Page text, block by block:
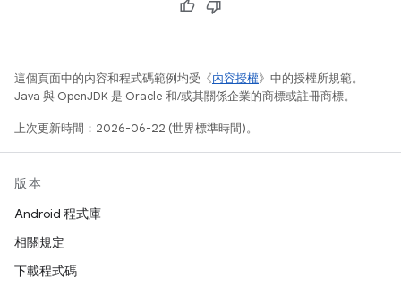
這個頁面中的內容和程式碼範例均受《內容授權》中的授權所規範。
Java 與 OpenJDK 是 Oracle 和/或其關係企業的商標或註冊商標。
上次更新時間：2026-06-22 (世界標準時間)。
版本
Android 程式庫
相關規定
下載程式碼